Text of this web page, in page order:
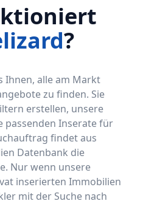
?
Ihnen, alle am Markt
zu finden. Sie
erstellen, unsere
passenden Inserate für
findet aus
Datenbank die
Nur wenn unsere
inserierten Immobilien
mit der Suche nach